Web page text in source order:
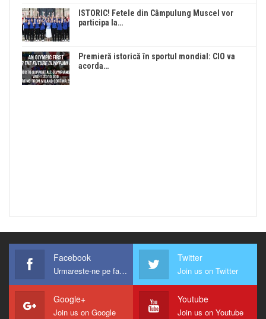
ISTORIC! Fetele din Câmpulung Muscel vor
participa la…
Premieră istorică în sportul mondial: CIO va
acorda…
Facebook
Urmareste-ne pe facebook !
Twitter
Join us on Twitter
Google+
Join us on Google
Youtube
Join us on Youtube